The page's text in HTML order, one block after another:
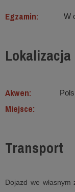
Egzamin: W
Akwen:
Miejsce:
Transport
Dojazd we własnym